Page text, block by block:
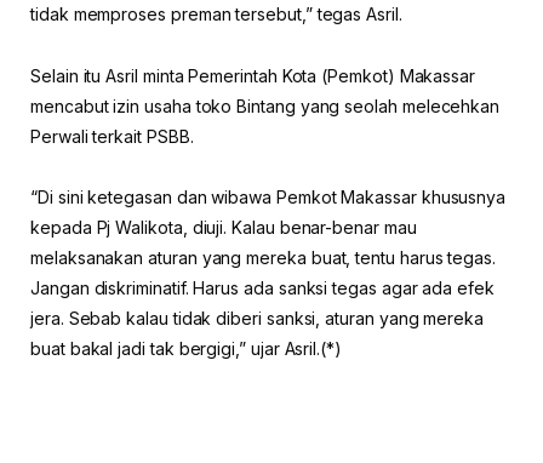
tidak memproses preman tersebut,” tegas Asril.
Selain itu Asril minta Pemerintah Kota (Pemkot) Makassar
mencabut izin usaha toko Bintang yang seolah melecehkan
Perwali terkait PSBB.
“Di sini ketegasan dan wibawa Pemkot Makassar khususnya
kepada Pj Walikota, diuji. Kalau benar-benar mau
melaksanakan aturan yang mereka buat, tentu harus tegas.
Jangan diskriminatif. Harus ada sanksi tegas agar ada efek
jera. Sebab kalau tidak diberi sanksi, aturan yang mereka
buat bakal jadi tak bergigi,” ujar Asril.(*)